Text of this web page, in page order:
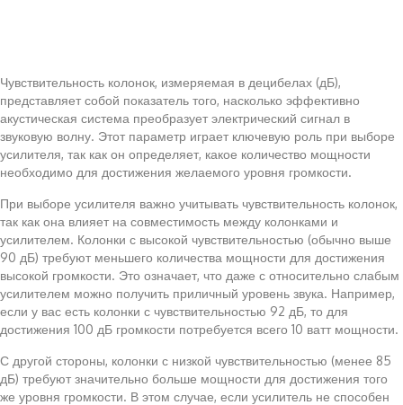
Чувствительность колонок, измеряемая в децибелах (дБ),
представляет собой показатель того, насколько эффективно
акустическая система преобразует электрический сигнал в
звуковую волну. Этот параметр играет ключевую роль при выборе
усилителя, так как он определяет, какое количество мощности
необходимо для достижения желаемого уровня громкости.
При выборе усилителя важно учитывать чувствительность колонок,
так как она влияет на совместимость между колонками и
усилителем. Колонки с высокой чувствительностью (обычно выше
90 дБ) требуют меньшего количества мощности для достижения
высокой громкости. Это означает, что даже с относительно слабым
усилителем можно получить приличный уровень звука. Например,
если у вас есть колонки с чувствительностью 92 дБ, то для
достижения 100 дБ громкости потребуется всего 10 ватт мощности.
С другой стороны, колонки с низкой чувствительностью (менее 85
дБ) требуют значительно больше мощности для достижения того
же уровня громкости. В этом случае, если усилитель не способен